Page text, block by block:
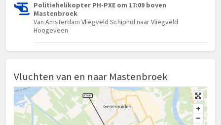
Politiehelikopter PH-PXE om 17:09 boven
Mastenbroek
Van Amsterdam Vliegveld Schiphol naar Vliegveld
Hoogeveen
Vluchten van en naar Mastenbroek